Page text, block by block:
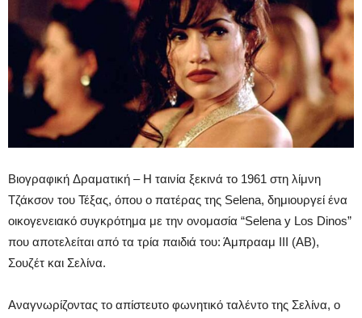
Βιογραφική Δραματική – Η ταινία ξεκινά το 1961 στη λίμνη
Τζάκσον του Τέξας, όπου ο πατέρας της Selena, δημιουργεί ένα
οικογενειακό συγκρότημα με την ονομασία “Selena y Los Dinos”
που αποτελείται από τα τρία παιδιά του: Άμπρααμ III (AB),
Σουζέτ και Σελίνα.
Αναγνωρίζοντας το απίστευτο φωνητικό ταλέντο της Σελίνα, ο